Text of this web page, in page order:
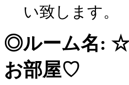
い致します。
◎ルーム名: ☆
お部屋♡